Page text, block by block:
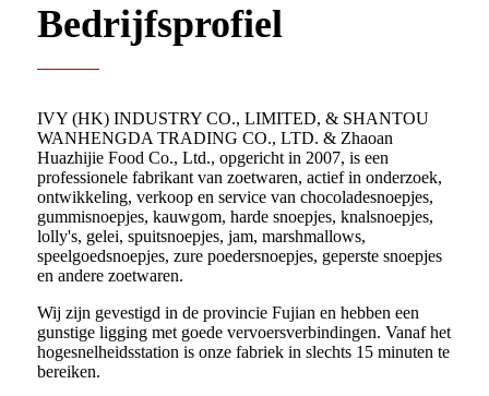
Bedrijfsprofiel
IVY (HK) INDUSTRY CO., LIMITED, & SHANTOU
WANHENGDA TRADING CO., LTD. & Zhaoan
Huazhijie Food Co., Ltd., opgericht in 2007, is een
professionele fabrikant van zoetwaren, actief in onderzoek,
ontwikkeling, verkoop en service van chocoladesnoepjes,
gummisnoepjes, kauwgom, harde snoepjes, knalsnoepjes,
lolly's, gelei, spuitsnoepjes, jam, marshmallows,
speelgoedsnoepjes, zure poedersnoepjes, geperste snoepjes
en andere zoetwaren.
Wij zijn gevestigd in de provincie Fujian en hebben een
gunstige ligging met goede vervoersverbindingen. Vanaf het
hogesnelheidsstation is onze fabriek in slechts 15 minuten te
bereiken.